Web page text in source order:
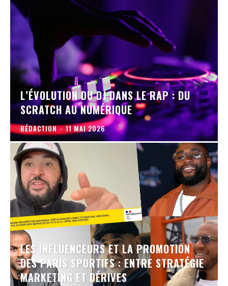
L’ÉVOLUTION DU DJ DANS LE RAP : DU
SCRATCH AU NUMÉRIQUE
RÉDACTION - 11 MAI 2026
LES INFLUENCEURS ET LA PROMOTION
DES PARIS SPORTIFS : ENTRE STRATÉGIE
MARKETING ET DÉRIVES